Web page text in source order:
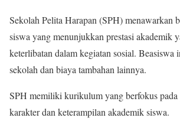
Sekolah Pelita Harapan (SPH) menawarkan
siswa yang menunjukkan prestasi akademik
keterlibatan dalam kegiatan sosial. Beasiswa
sekolah dan biaya tambahan lainnya.
SPH memiliki kurikulum yang berfokus pada
karakter dan keterampilan akademik siswa.